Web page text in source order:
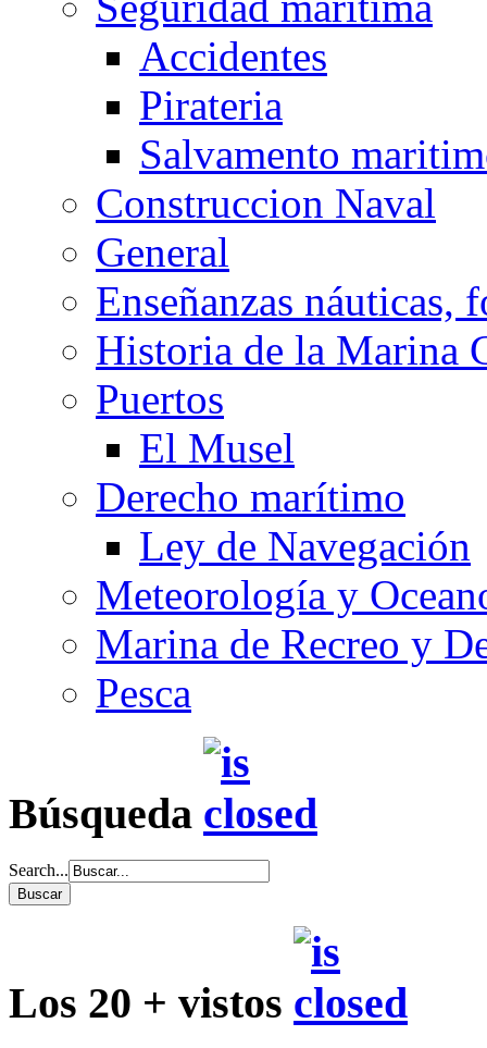
Accidentes
Pirateria
Salvamento
Construccion Naval
General
Enseñanzas náuticas,
Historia de la Marina
Puertos
El Musel
Derecho marítimo
Ley de Navegación
Meteorología y
Marina de Recreo y
Pesca
Búsqueda
Search...
Los 20 + vistos